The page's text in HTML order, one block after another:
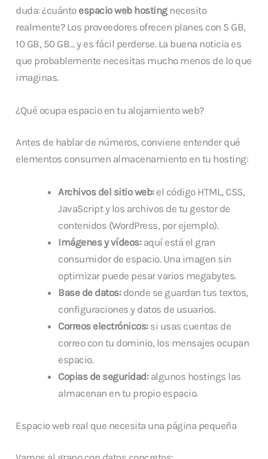
duda: ¿cuánto espacio web hostingnecesito
realmente? Los proveedores ofrecen planes con 5 GB,
10 GB, 50 GB… y es fácil perderse. La buena noticia es
que probablemente necesitas mucho menos de lo que
imaginas.
¿Qué ocupa espacio en tu alojamiento web?
Antes de hablar de números, conviene entender qué
elementos consumen almacenamiento en tu hosting:
Archivos del sitio web:el código HTML, CSS,
JavaScript y los archivos de tu gestor de
contenidos (WordPress, por ejemplo).
Imágenes y vídeos:aquí está el gran
consumidor de espacio. Una imagen sin
optimizar puede pesar varios megabytes.
Base de datos:donde se guardan tus textos,
configuraciones y datos de usuarios.
Correos electrónicos:si usas cuentas de
correo con tu dominio, los mensajes ocupan
espacio.
Copias de seguridad:algunos hostings las
almacenan en tu propio espacio.
Espacio web real que necesita una página pequeña